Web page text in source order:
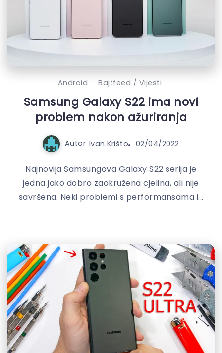
Android Bajtfeed / Vijesti
Samsung Galaxy S22 ima novi
problem nakon ažuriranja
Autor Ivan Krišto 02/04/2022
Najnovija Samsungova Galaxy S22 serija je
jedna jako dobro zaokružena cjelina, ali nije
savršena. Neki problemi s performansama i...